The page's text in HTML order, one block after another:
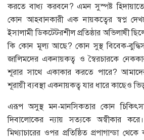
করতে বাধ্য করবনে? এমন সুস্পষ্ট
কোন আহবানকারী এক নায়কত্বের স্বপ্ন
ইসালামী ডিকটেটরশীল প্রতিষ্ঠার অভিলাষী
কি কোন মূল্য আছে? কোন সুস্থ বিবেক-
জালিমদের একনায়কত্ব ও স্বৈরচারকে
শূরার সাথে একাকার করতে পারে?
শূরায়ী ব্যবস্থা একনায়কত্ব যার ধারে কাছেও
এরূপ অসুস্থ মন-মানসিকতার কোন
দিবালোকের ন্যায় সত্যকে অস্বীকার
মিথ্যাচারের ওপর প্রতিষ্ঠিত প্রপাগান্ডা